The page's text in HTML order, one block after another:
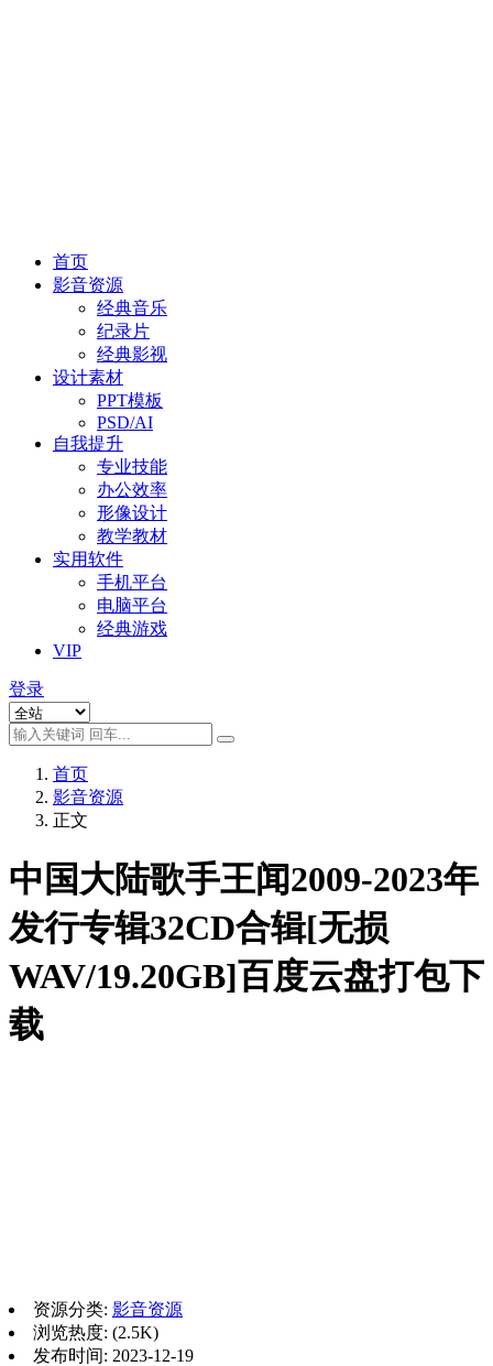
首页
影音资源
经典音乐
纪录片
经典影视
设计素材
PPT模板
PSD/AI
自我提升
专业技能
办公效率
形像设计
教学教材
实用软件
手机平台
电脑平台
经典游戏
VIP
登录
首页
影音资源
正文
中国大陆歌手王闻2009-2023年
发行专辑32CD合辑[无损
WAV/19.20GB]百度云盘打包下
载
资源分类: 影音资源
浏览热度: (2.5K)
发布时间: 2023-12-19